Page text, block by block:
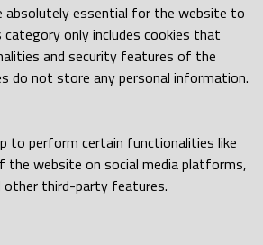
absolutely essential for the website to
only includes cookies that
and security features of the
do not store any personal information.
to perform certain functionalities like
website on social media platforms,
other third-party features.